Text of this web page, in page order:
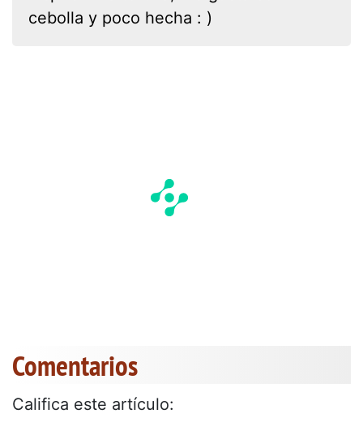
cebolla y poco hecha : )
Comentarios
Califica este artículo: